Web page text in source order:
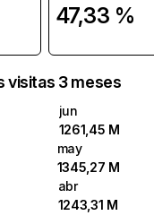
47,33 %
visitas 3 meses
jun
1261,45 M
may
1345,27 M
abr
1243,31 M